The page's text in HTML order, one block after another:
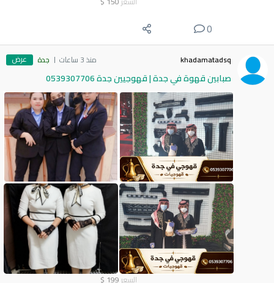
0
khadamatadsq منذ 3 ساعات جدة عرض
صبابين قهوة في جدة | قهوجيين جدة 0539307706
السعر 199
$